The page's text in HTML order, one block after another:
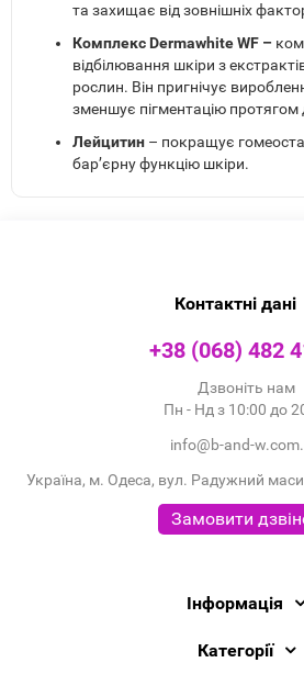
та захищає від зовнішніх
Комплекс Dermawhite WF –
відбілювання шкіри з
рослин. Він пригнічує
зменшує пігментацію протягом
Лейцитин – покращує
бар’єрну функцію шкіри.
Контактні дані
+38 (068) 482
Дзвоніть нам
Пн - Нд з 10:00 до
info@b-and-
Україна, м. Одеса, вул. Радужний
Замовити
Інформація
Категорії